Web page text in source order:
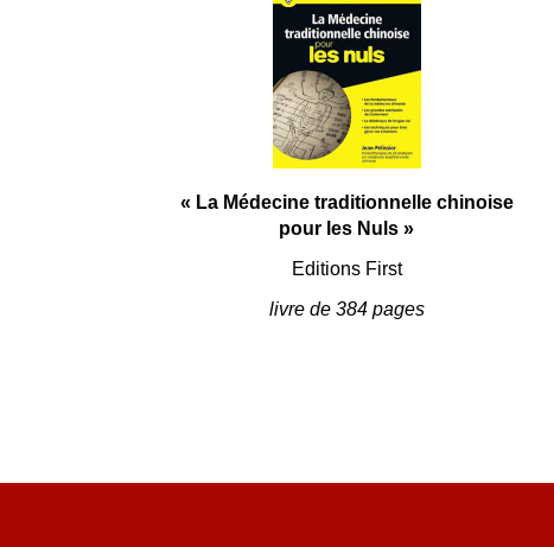
« La Médecine traditionnelle chinoise
pour les Nuls »
Editions First
livre de 384 pages